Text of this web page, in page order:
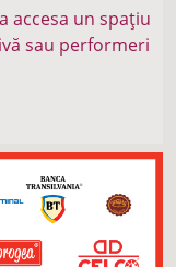
accesa un spațiu
sau performeri